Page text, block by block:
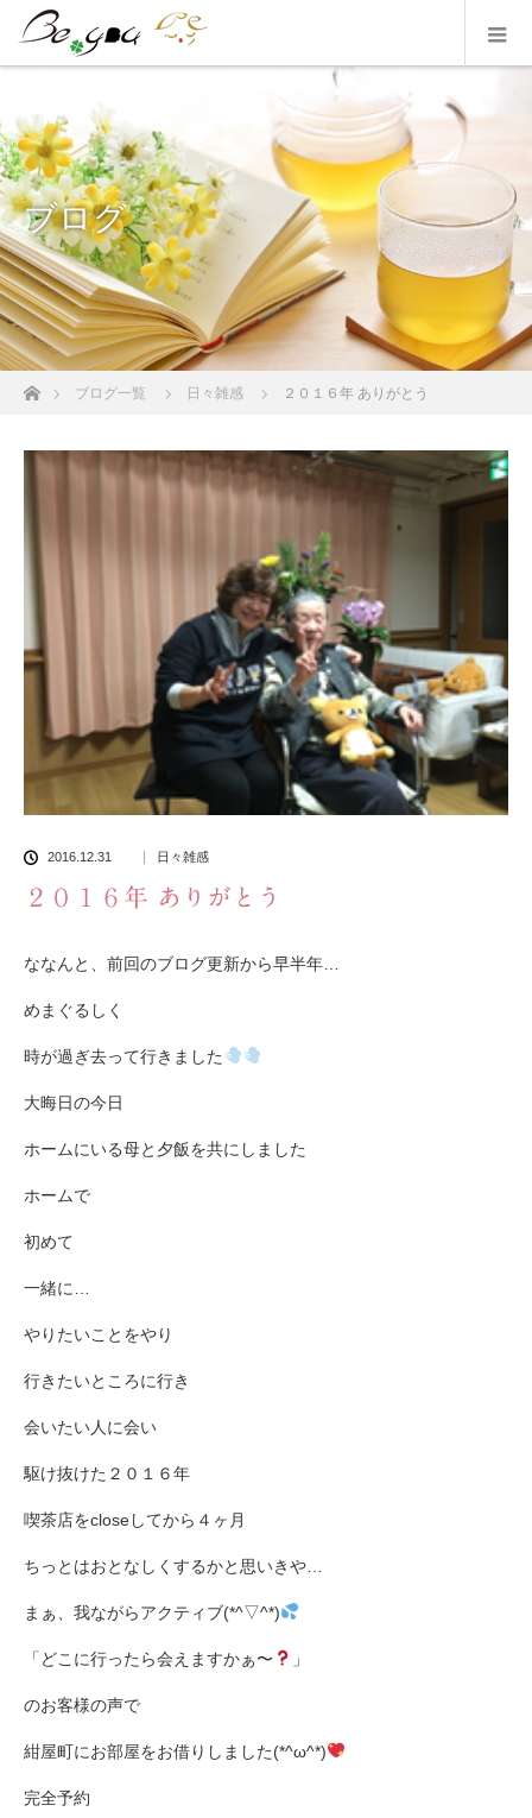
ブログ
ホームブログ一覧 日々雑感 ２０１６年 ありがとう
2016.12.31 日々雑感
２０１６年 ありがとう
ななんと、前回のブログ更新から早半年…
めまぐるしく
時が過ぎ去って行きました
大晦日の今日
ホームにいる母と夕飯を共にしました
ホームで
初めて
一緒に…
やりたいことをやり
行きたいところに行き
会いたい人に会い
駆け抜けた２０１６年
喫茶店をcloseしてから４ヶ月
ちっとはおとなしくするかと思いきや…
まぁ、我ながらアクティブ(*^▽^*)
「どこに行ったら会えますかぁ〜 」
のお客様の声で
紺屋町にお部屋をお借りしました(*^ω^*)
完全予約